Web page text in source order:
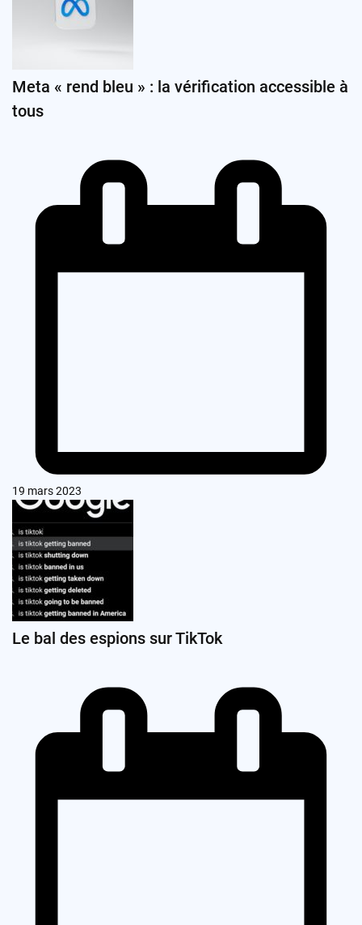
Meta « rend bleu » : la vérification accessible à
tous
19 mars 2023
Le bal des espions sur TikTok